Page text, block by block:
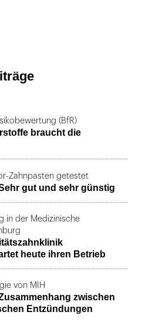
(BfR)
braucht die
Zahnpasten getestet
gut und sehr günstig
in der Medizinische
heute ihren Betrieb
von MIH
zwischen
Entzündungen